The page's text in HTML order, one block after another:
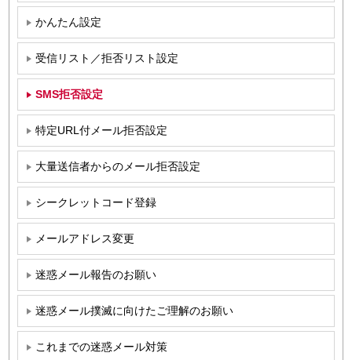
かんたん設定
受信リスト／拒否リスト設定
SMS拒否設定
特定URL付メール拒否設定
大量送信者からのメール拒否設定
シークレットコード登録
メールアドレス変更
迷惑メール報告のお願い
迷惑メール撲滅に向けたご理解のお願い
これまでの迷惑メール対策